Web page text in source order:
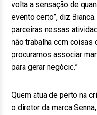
volta a sensação de
evento certo”, diz
parceiras nessas
não trabalha com coisas
procuramos associar
para gerar negócio.”
Quem atua de perto na
o diretor da marca